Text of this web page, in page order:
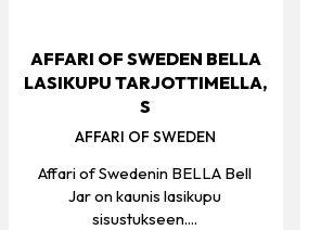
AFFARI OF SWEDEN BELLA
LASIKUPU TARJOTTIMELLA,
S
AFFARI OF SWEDEN
Affari of Swedenin BELLA Bell
Jar on kaunis lasikupu
sisustukseen....